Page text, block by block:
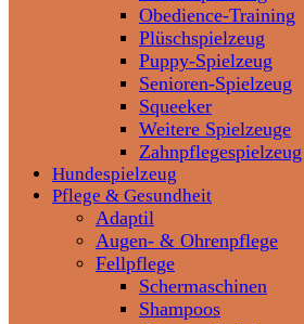
Obedience-Training
Plüschspielzeug
Puppy-Spielzeug
Senioren-Spielzeug
Squeeker
Weitere Spielzeuge
Zahnpflegespielzeug
Hundespielzeug
Pflege & Gesundheit
Adaptil
Augen- & Ohrenpflege
Fellpflege
Schermaschinen
Shampoos